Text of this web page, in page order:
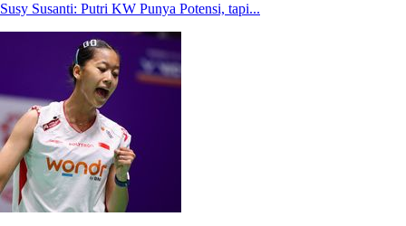
Susy Susanti: Putri KW Punya Potensi, tapi...